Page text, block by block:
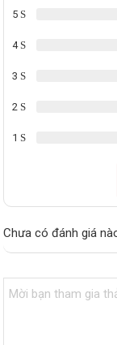
5
4
3
2
1
Chưa có đánh giá